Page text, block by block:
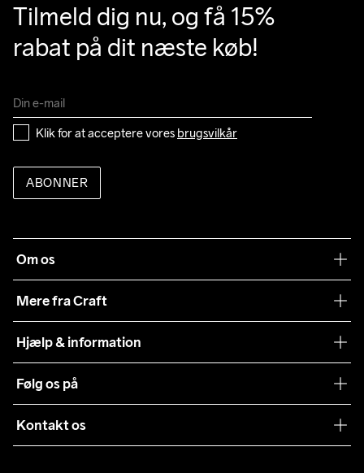
Tilmeld dig nu, og få 15%
rabat på dit næste køb!
Klik for at acceptere vores brugsvilkår
ABONNER
Om os
Mere fra Craft
Samarbejder
Presse
Sustainability
Hjælp & information
Levering
Kundeservice
Følg os på
Kontakt os